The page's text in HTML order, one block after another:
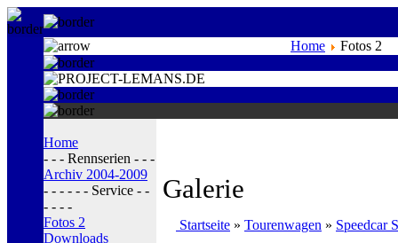
Home Fotos 2
Home
- - - Rennserien - - -
Archiv 2004-2009
- - - - - - Service - -
- - - -
Fotos 2
Downloads
Galerie
Startseite » Tourenwagen » Speedcar